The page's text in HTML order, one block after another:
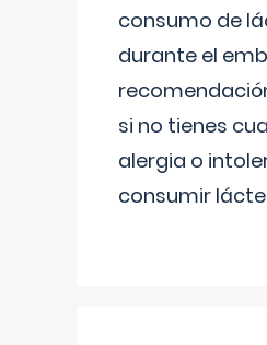
consumo de
durante el
si no tienes
alergia o
consumir